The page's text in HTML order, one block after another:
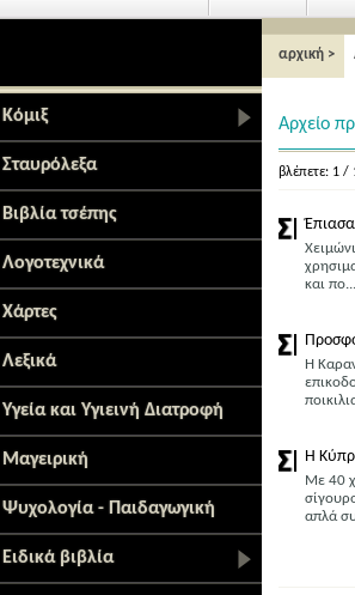
Κόμιξ
Σταυρόλεξα
Βιβλία τσέπης
Λογοτεχνικά
Χάρτες
Λεξικά
Υγεία και Υγιεινή Διατροφή
Μαγειρική
Ψυχολογία - Παιδαγωγική
Ειδικά βιβλία
αρχική >
Αρχείο
βλέπετε: 1 /
και πο...
H
Η
Με 40
απλά